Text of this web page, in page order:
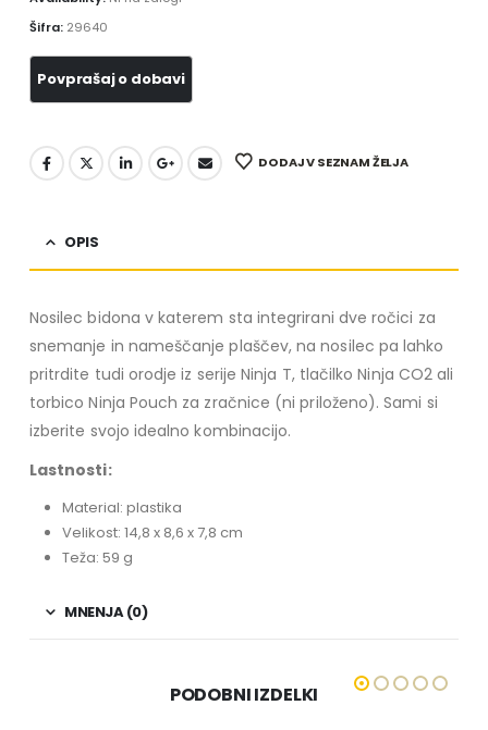
Šifra: 29640
DODAJ V SEZNAM ŽELJA
OPIS
Nosilec bidona v katerem sta integrirani dve ročici za
snemanje in nameščanje plaščev, na nosilec pa lahko
pritrdite tudi orodje iz serije Ninja T, tlačilko Ninja CO2 ali
torbico Ninja Pouch za zračnice (ni priloženo). Sami si
izberite svojo idealno kombinacijo.
Lastnosti:
Material: plastika
Velikost: 14,8 x 8,6 x 7,8 cm
Teža: 59 g
MNENJA (0)
PODOBNI IZDELKI